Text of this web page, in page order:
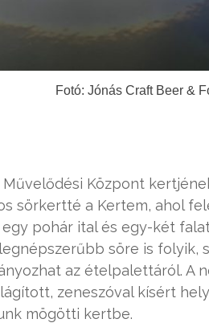
Fotó: Jónás Craft Beer &
Művelődési Központ
sörkertté a Kertem, ahol
pohár ital és egy-két
söre is folyik,
az ételpalettáról. A
zeneszóval kísért
mögötti kertbe.